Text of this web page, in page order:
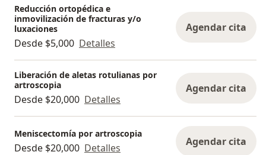
Reducción ortopédica e
inmovilización de fracturas y/o
luxaciones
Desde $5,000 Detalles
Agendar cita
Liberación de aletas rotulianas por
artroscopia
Desde $20,000 Detalles
Agendar cita
Meniscectomía por artroscopia
Desde $20,000 Detalles Agendar cita